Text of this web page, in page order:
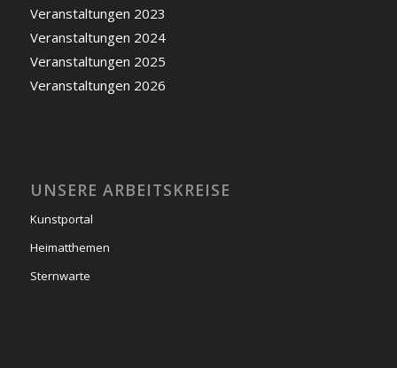
Veranstaltungen 2023
Veranstaltungen 2024
Veranstaltungen 2025
Veranstaltungen 2026
UNSERE ARBEITSKREISE
Kunstportal
Heimatthemen
Sternwarte